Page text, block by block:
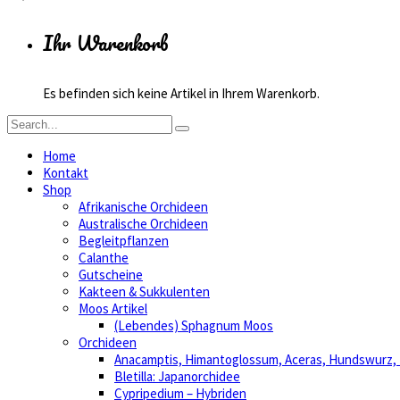
Ihr Warenkorb
Es befinden sich keine Artikel in Ihrem Warenkorb.
Home
Kontakt
Shop
Afrikanische Orchideen
Australische Orchideen
Begleitpflanzen
Calanthe
Gutscheine
Kakteen & Sukkulenten
Moos Artikel
(Lebendes) Sphagnum Moos
Orchideen
Anacamptis, Himantoglossum, Aceras,
Bletilla: Japanorchidee
Cypripedium – Hybriden